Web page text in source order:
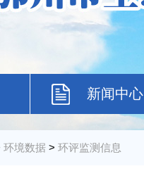
新闻中心
环境数据 > 环评监测信息